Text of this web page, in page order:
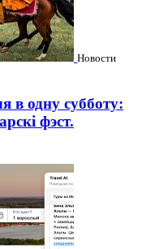
Новости
в одну субботу:
фэст.